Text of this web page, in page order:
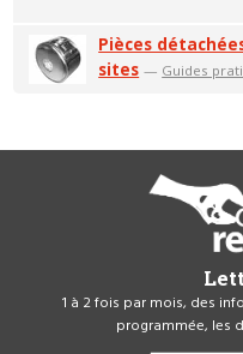
Pièces
sites — Guides
1 à 2 fois par mois, des
programmée, les